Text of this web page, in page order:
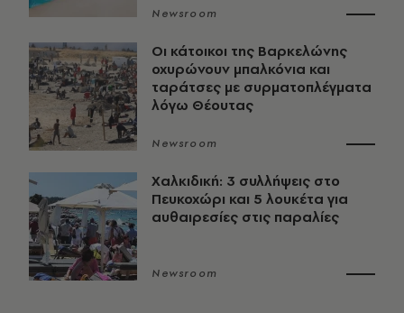
Newsroom
Οι κάτοικοι της Βαρκελώνης
οχυρώνουν μπαλκόνια και
ταράτσες με συρματοπλέγματα
λόγω Θέουτας
Newsroom
Χαλκιδική: 3 συλλήψεις στο
Πευκοχώρι και 5 λουκέτα για
αυθαιρεσίες στις παραλίες
Newsroom